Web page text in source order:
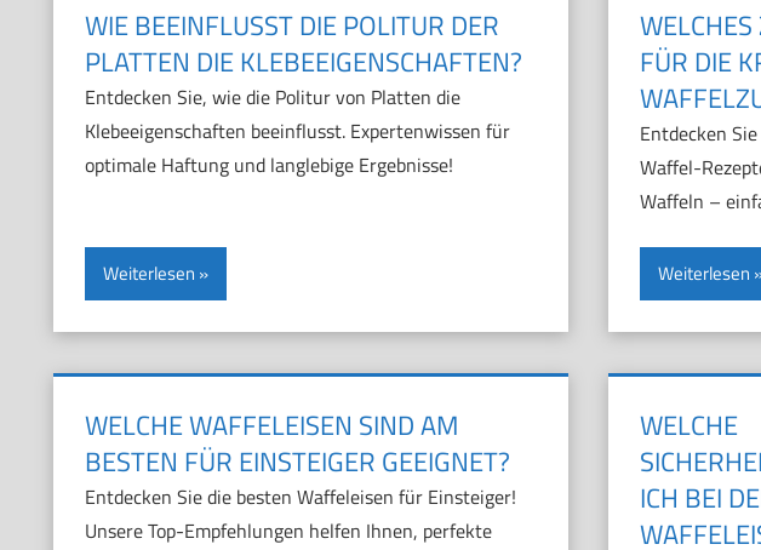
WIE BEEINFLUSST DIE POLITUR DER
PLATTEN DIE KLEBEEIGENSCHAFTEN?
Entdecken Sie, wie die Politur von Platten die
Klebeeigenschaften beeinflusst. Expertenwissen für
optimale Haftung und langlebige Ergebnisse!
Weiterlesen
FÜR DIE
Entdecken
Waffel-
Waffeln –
Weiterlesen
WELCHE WAFFELEISEN SIND AM
BESTEN FÜR EINSTEIGER GEEIGNET?
Entdecken Sie die besten Waffeleisen für Einsteiger!
Unsere Top-Empfehlungen helfen Ihnen, perfekte
WELCHE
ICH BEI